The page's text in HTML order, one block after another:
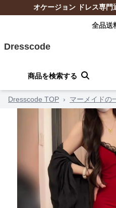
オケージョン ドレス専門
全品送
Dresscode
商品を検索する
Dresscode TOP › マーメイドの